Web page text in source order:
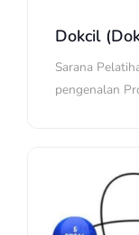
Dokcil
Sarana
pengenalan